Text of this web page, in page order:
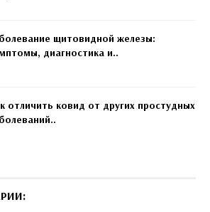
щитовидной железы:
диагностика и..
отличить ковид от других простудных